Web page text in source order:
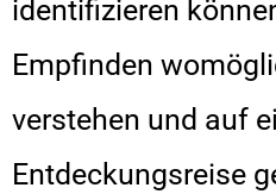
identifizieren
Empfinden
verstehen und auf
Entdeckungsreise